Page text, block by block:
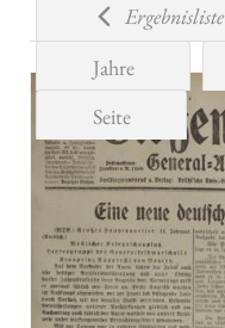
Ergebnisliste
Jahre
Seite